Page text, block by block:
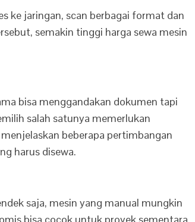
ke jaringan, scan berbagai format dan
semakin tinggi harga sewa mesin
bisa menggandakan dokumen tapi
salah satunya memerlukan
beberapa pertimbangan
harus disewa.
saja, mesin yang manual mungkin